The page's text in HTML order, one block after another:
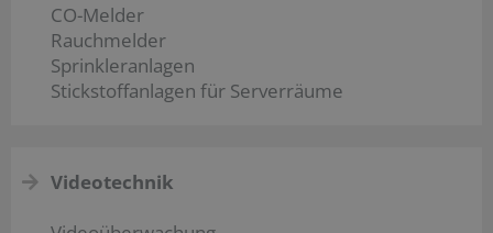
CO-Melder
Rauchmelder
Sprinkleranlagen
Stickstoffanlagen für Serverräume
Videotechnik